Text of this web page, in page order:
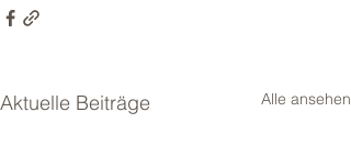
Aktuelle Beiträge Alle ansehen